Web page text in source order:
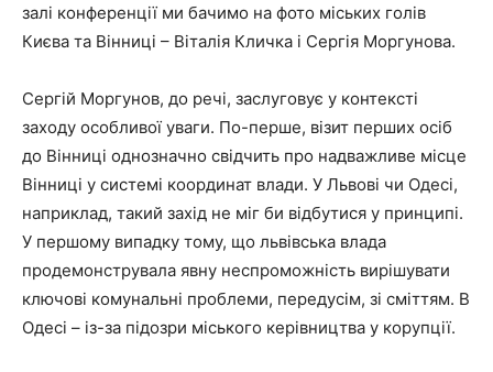
залі конференції ми бачимо на фото міських голів
Києва та Вінниці – Віталія Кличка і Сергія Моргунова.
Сергій Моргунов, до речі, заслуговує у контексті
заходу особливої уваги. По-перше, візит перших осіб
до Вінниці однозначно свідчить про надважливе місце
Вінниці у системі координат влади. У Львові чи Одесі,
наприклад, такий захід не міг би відбутися у принципі.
У першому випадку тому, що львівська влада
продемонструвала явну неспроможність вирішувати
ключові комунальні проблеми, передусім, зі сміттям. В
Одесі – із-за підозри міського керівництва у корупції.